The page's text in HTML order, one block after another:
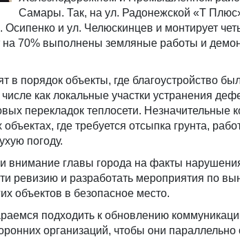
Самары. Так, на ул. Радонежской «Т
Осипенко и ул. Челюскинцев и монтирует
70% выполнены земляные работы и
в порядок объекты, где благоустройство
как локальные участки устранения
перекладок теплосети. Незначительные
где требуется отсыпка грунта,
погоду.
внимание главы города на факты
ревизию и разработать мероприятия по
объектов в безопасное место.
подходить к обновлению
организаций, чтобы они параллельно